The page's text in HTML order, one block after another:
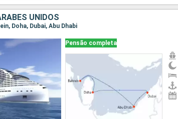
UNIDOS
Doha, Dubai, Abu Dhabi
Pensão completa